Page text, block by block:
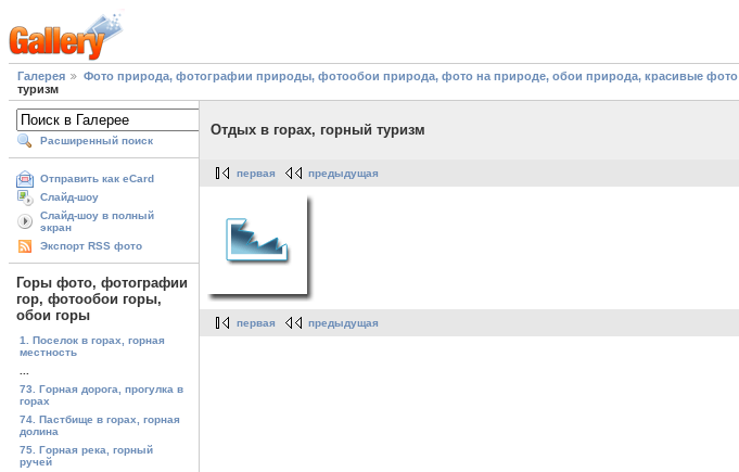
Галерея Фото природа, фотографии природы, фотообои природа, фото на природе, обои природа, красивые фото
туризм
Расширенный поиск
Отправить как eCard
Слайд-шоу
Слайд-шоу в полный
экран
Экспорт RSS фото
Горы фото, фотографии
гор, фотообои горы,
обои горы
1. Поселок в горах, горная
местность
73. Горная дорога, прогулка в
горах
74. Пастбище в горах, горная
долина
75. Горная река, горный
ручей
Отдых в горах, горный туризм
первая предыдущая
первая предыдущая